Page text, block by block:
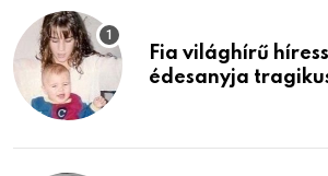
Fia világhírű
édesanyja